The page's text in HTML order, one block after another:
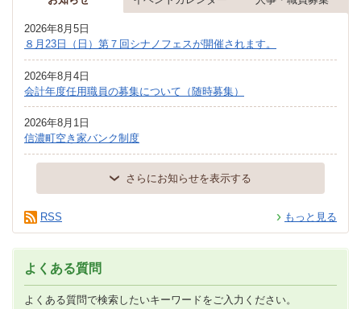
2026年8月5日
８月23日（日）第７回シナノフェスが開催されます。
2026年8月4日
会計年度任用職員の募集について（随時募集）
2026年8月1日
信濃町空き家バンク制度
さらにお知らせを表示する
もっと見る
RSS
よくある質問
よくある質問で検索したいキーワードをご入力ください。